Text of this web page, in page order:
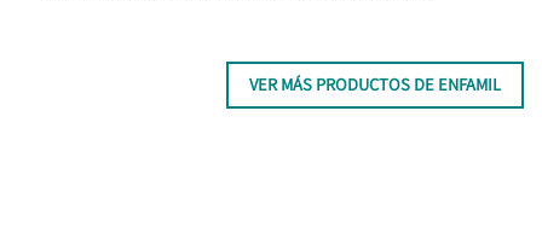
VER MÁS PRODUCTOS DE ENFAMIL